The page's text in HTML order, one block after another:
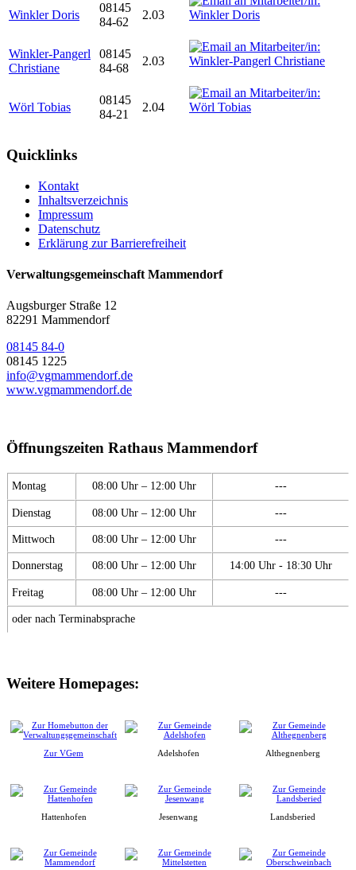
Winkler Doris
08145
84-62
2.03
Winkler-Pangerl
Christiane
08145
84-68
2.03
Wörl Tobias
08145
84-21
2.04
Quicklinks
Kontakt
Inhaltsverzeichnis
Impressum
Datenschutz
Erklärung zur Barrierefreiheit
Verwaltungsgemeinschaft Mammendorf
Augsburger Straße 12
82291 Mammendorf
08145 84-0
08145 1225
info@vgmammendorf.de
www.vgmammendorf.de
Öffnungszeiten Rathaus Mammendorf
Montag 08:00 Uhr – 12:00 Uhr ---
Dienstag 08:00 Uhr – 12:00 Uhr ---
Mittwoch 08:00 Uhr – 12:00 Uhr ---
Donnerstag 08:00 Uhr – 12:00 Uhr 14:00 Uhr - 18:30 Uhr
Freitag 08:00 Uhr – 12:00 Uhr ---
oder nach Terminabsprache
Weitere Homepages:
Zur VGem Adelshofen Althegnenberg
Hattenhofen Jesenwang Landsberied